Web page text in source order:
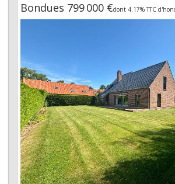
Bondues 799 000 €dont 4.17% TTC